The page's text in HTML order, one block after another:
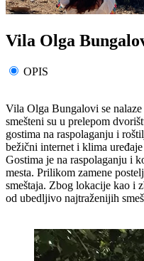
Vila Olga
OPIS
Vila Olga Bungalovi se
smešteni su u prelepom
gostima na raspolaganju i
bežični internet i klima
Gostima je na raspolaganju i
mesta. Prilikom zamene
smeštaja. Zbog lokacije kao i
od ubedljivo najtraženijih